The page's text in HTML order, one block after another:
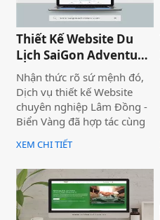
và kết thúc là kết quả có thể
dự đoán được. Hôm nay,
thiết kế website chuyên
nghiệp Biển Vàng xin được
trình bày 5 nguyên tắc giúp
bạn thành công trong bán
hàng, hy vọng sẽ đóng góp
được một ít kinh nghiệm
của mình cho bạn nhé !
Thiết Kế Website Du
Lịch SaiGon Adventure
- Top tour Saigon
Nhận thức rõ sứ mệnh đó,
Dịch vụ thiết kế Website
chuyên nghiệp Lâm Đồng -
Biển Vàng đã hợp tác cùng
thương hiệu SaiGon
Adventure để triển khai dự
án thiết kế website du lịch
cao cấp tại địa chỉ
saigonadventure.com. Dự
án không chỉ giúp SaiGon
XEM CHI TIẾT